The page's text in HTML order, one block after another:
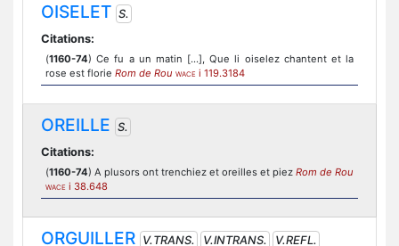
OISELET S.
Citations:
(1160-74) Ce fu a un matin [...], Que li oiselez chantent et la
rose est florie Rom de Rou WACE i 119.3184
OREILLE S.
Citations:
(1160-74) A plusors ont trenchiez et oreilles et piez Rom de Rou
WACE i 38.648
ORGUILLER V.TRANS. V.INTRANS. V.REFL.